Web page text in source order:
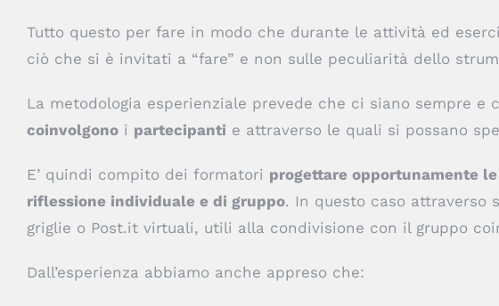
Tutto questo per fare in modo che durante le attività ed
ciò che si è invitati a “fare” e non sulle peculiarità dello
La metodologia esperienziale prevede che ci siano sempre e
coinvolgono i partecipanti e attraverso le quali si possano
E’ quindi compito dei formatori progettare opportunamente
riflessione individuale e di gruppo. In questo caso attraverso
griglie o Post.it virtuali, utili alla condivisione con il gruppo
Dall’esperienza abbiamo anche appreso che: